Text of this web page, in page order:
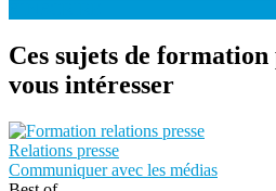
Ces sujets de formation
vous intéresser
Relations presse
Communiquer avec les médias